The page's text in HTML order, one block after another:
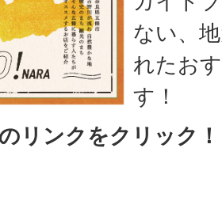
ない、
れたお
す！
リンクをクリック！